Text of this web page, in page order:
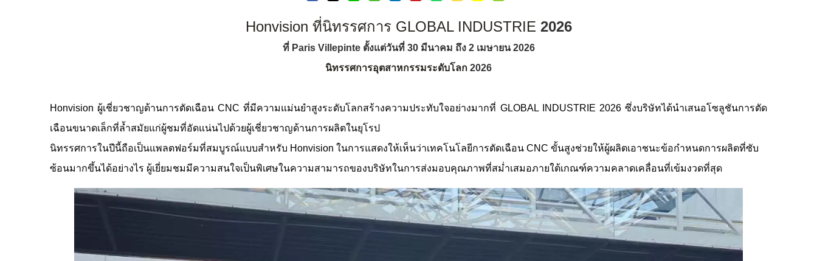
Honvision ที่นิทรรศการ GLOBAL INDUSTRIE 2026
ที่ Paris Villepinte ตั้งแต่วันที่ 30 มีนาคม ถึง 2 เมษายน 2026
นิทรรศการอุตสาหกรรมระดับโลก 2026
Honvision ผู้เชี่ยวชาญด้านการตัดเฉือน CNC ที่มีความแม่นยำสูงระดับโลกสร้างความประทับใจอย่างมากที่ GLOBAL INDUSTRIE 2026 ซึ่งบริษัทได้นำเสนอโซลูชันการตัด
เฉือนขนาดเล็กที่ล้ำสมัยแก่ผู้ชมที่อัดแน่นไปด้วยผู้เชี่ยวชาญด้านการผลิตในยุโรป
นิทรรศการในปีนี้ถือเป็นแพลตฟอร์มที่สมบูรณ์แบบสำหรับ Honvision ในการแสดงให้เห็นว่าเทคโนโลยีการตัดเฉือน CNC ขั้นสูงช่วยให้ผู้ผลิตเอาชนะข้อกำหนดการผลิตที่ซับ
ซ้อนมากขึ้นได้อย่างไร ผู้เยี่ยมชมมีความสนใจเป็นพิเศษในความสามารถของบริษัทในการส่งมอบคุณภาพที่สม่ำเสมอภายใต้เกณฑ์ความคลาดเคลื่อนที่เข้มงวดที่สุด